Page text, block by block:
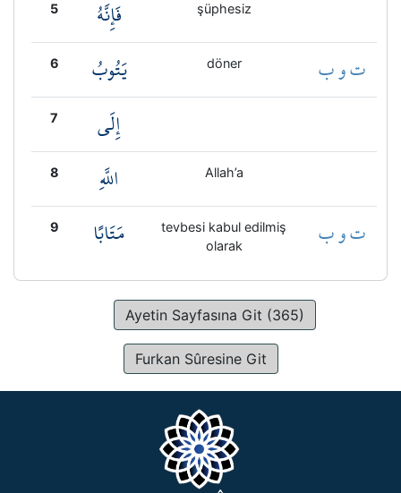
5 فَإِنَّهُ şüphesiz
6 يَتُوبُ döner ت و ب
7 إِلَى
8 اللَّهِ Allah’a
9 مَتَابًا
tevbesi kabul edilmiş
olarak
ت و ب
Ayetin Sayfasına Git (365)
Furkan Sûresine Git